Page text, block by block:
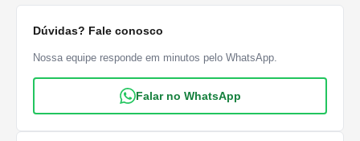
Dúvidas? Fale conosco
Nossa equipe responde em minutos pelo WhatsApp.
Falar no WhatsApp